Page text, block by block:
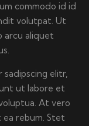
commodo id id
volutpat. Ut
arcu aliquet
elitr,
ut labore et
At vero
rebum. Stet